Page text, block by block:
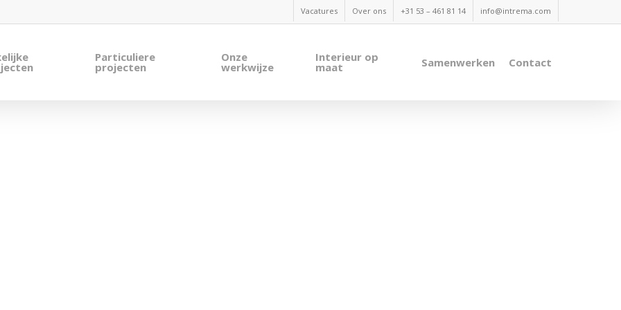
Vacatures Over ons +31 53 – 461 81 14 info@intrema.com
Particuliere
projecten
Onze
werkwijze
Interieur op
maat Samenwerken Contact